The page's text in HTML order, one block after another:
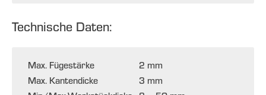
Technische Daten:
Max. Fügestärke
2 mm
Max. Kantendicke
3 mm